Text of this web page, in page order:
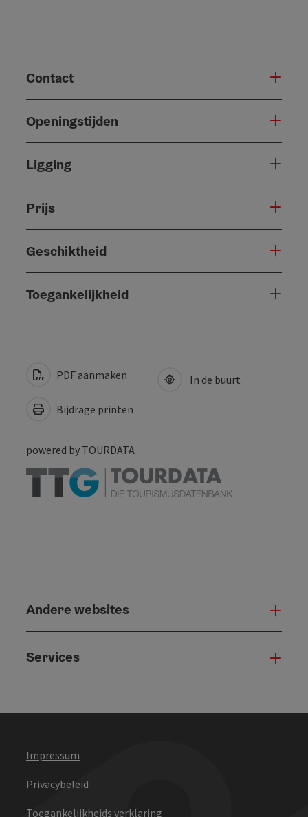
Contact
Openingstijden
Ligging
Prijs
Geschiktheid
Toegankelijkheid
PDF aanmaken
Bijdrage printen
In de buurt
powered by TOURDATA
Andere websites
Services
Impressum
Privacybeleid
Toegankelijkheids verklaring